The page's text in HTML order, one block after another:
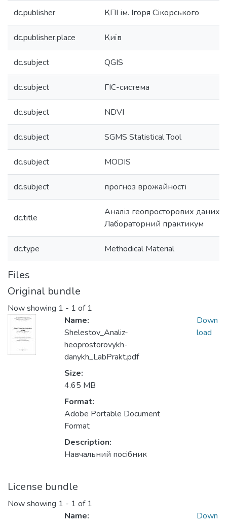
dc.publisher КПІ ім. Ігоря Сікорського
dc.publisher.place Київ
dc.subject QGIS
dc.subject ГІС-система
dc.subject NDVI
dc.subject SGMS Statistical Tool
dc.subject MODIS
dc.subject прогноз врожайності
dc.title
Аналіз геопросторових даних.
Лабораторний практикум
dc.type Methodical Material
Files
Original bundle
Now showing 1 - 1 of 1
Name:
Shelestov_Analiz-
heoprostorovykh-
danykh_LabPrakt.pdf
Size:
4.65 MB
Format:
Adobe Portable Document
Format
Description:
Навчальний посібник
Down
load
License bundle
Now showing 1 - 1 of 1
Name:
Down